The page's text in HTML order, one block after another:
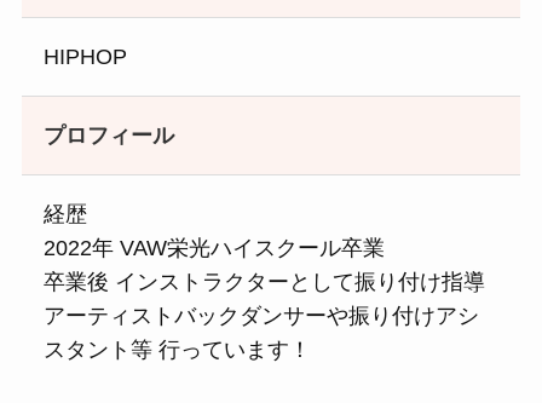
HIPHOP
プロフィール
経歴
2022年 VAW栄光ハイスクール卒業
卒業後 インストラクターとして振り付け指導
アーティストバックダンサーや振り付けアシ
スタント等 行っています！